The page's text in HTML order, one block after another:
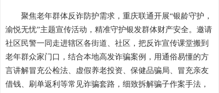
聚焦老年群体反诈防护需求，重庆联通开展“银龄守护，
渝悦无忧”主题宣传活动，精准守护银发群体财产安全。邀请
社区民警一同走进辖区各街道、社区，把反诈宣传课堂搬到
老年群众家门口，结合本地高发诈骗案例，用通俗易懂的方
言讲解冒充公检法、虚假养老投资、保健品骗局、冒充亲友
借钱、刷单返利等常见诈骗套路，细致拆解骗子作案手法，